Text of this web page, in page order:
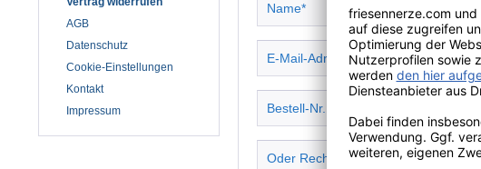
AGB
Datenschutz
Cookie-Einstellungen
Kontakt
Impressum